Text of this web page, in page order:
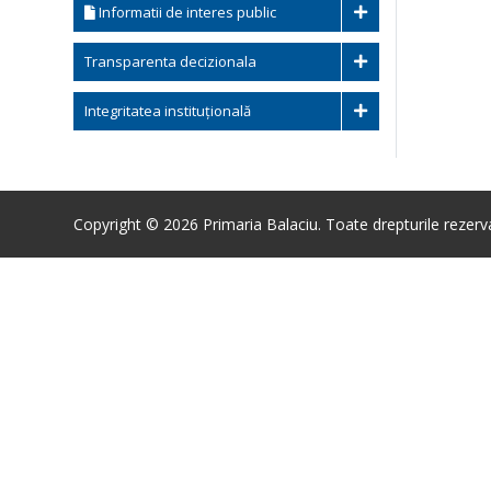
Informatii de interes public
Transparenta decizionala
Integritatea instituțională
Copyright © 2026 Primaria Balaciu. Toate drepturile